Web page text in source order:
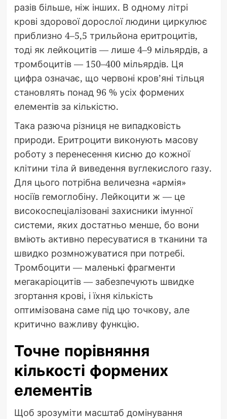
разів більше, ніж інших. В одному літрі
крові здорової дорослої людини циркулює
приблизно 4–5,5 трильйона еритроцитів,
тоді як лейкоцитів — лише 4–9 мільярдів, а
тромбоцитів — 150–400 мільярдів. Ця
цифра означає, що червоні кров’яні тільця
становлять понад 96 % усіх формених
елементів за кількістю.
Така разюча різниця не випадковість
природи. Еритроцити виконують масову
роботу з перенесення кисню до кожної
клітини тіла й виведення вуглекислого газу.
Для цього потрібна величезна «армія»
носіїв гемоглобіну. Лейкоцити ж — це
високоспеціалізовані захисники імунної
системи, яких достатньо менше, бо вони
вміють активно пересуватися в тканини та
швидко розмножуватися при потребі.
Тромбоцити — маленькі фрагменти
мегакаріоцитів — забезпечують швидке
згортання крові, і їхня кількість
оптимізована саме під цю точкову, але
критично важливу функцію.
Точне порівняння
кількості формених
елементів
Щоб зрозуміти масштаб домінування